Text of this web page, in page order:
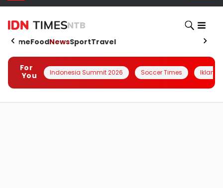
NTB
HomeFoodNewsSportTravel
For
You
Indonesia Summit 2026 Soccer Times Iklanin